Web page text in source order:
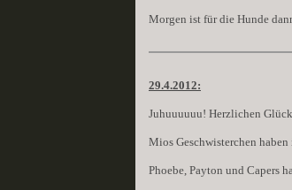
Morgen ist für die Hunde
29.4.2012:
Juhuuuuuu! Herzlichen
Mios Geschwisterchen haben
Phoebe, Payton und Capers